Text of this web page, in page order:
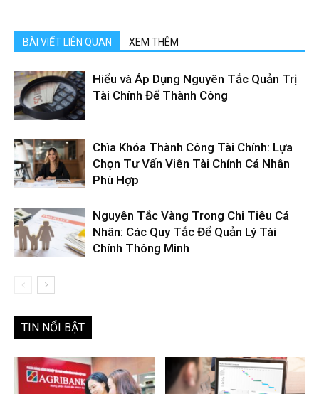
BÀI VIẾT LIÊN QUAN XEM THÊM
Hiểu và Áp Dụng Nguyên Tắc Quản Trị
Tài Chính Để Thành Công
Chìa Khóa Thành Công Tài Chính: Lựa
Chọn Tư Vấn Viên Tài Chính Cá Nhân
Phù Hợp
Nguyên Tắc Vàng Trong Chi Tiêu Cá
Nhân: Các Quy Tắc Để Quản Lý Tài
Chính Thông Minh
TIN NỔI BẬT